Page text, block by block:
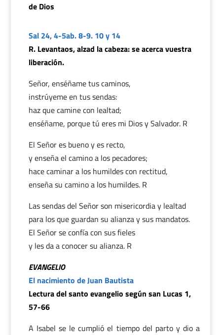
de Dios
Sal 24, 4-5ab. 8-9. 10 y 14
R. Levantaos, alzad la cabeza: se acerca vuestra
liberación.
Señor, enséñame tus caminos,
instrúyeme en tus sendas:
haz que camine con lealtad;
enséñame, porque tú eres mi Dios y Salvador. R
El Señor es bueno y es recto,
y enseña el camino a los pecadores;
hace caminar a los humildes con rectitud,
enseña su camino a los humildes. R
Las sendas del Señor son misericordia y lealtad
para los que guardan su alianza y sus mandatos.
El Señor se confía con sus fieles
y les da a conocer su alianza. R
EVANGELIO
El nacimiento de Juan Bautista
Lectura del santo evangelio según san Lucas 1,
57-66
A Isabel se le cumplió el tiempo del parto y dio a